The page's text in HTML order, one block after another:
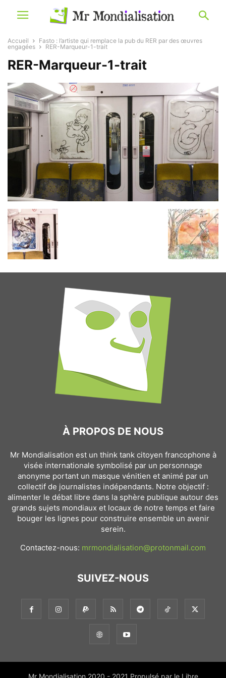
Accueil
Fasto : l’artiste qui remplace la pub du RER par des œuvres
engagées
RER-Marqueur-1-trait
RER-Marqueur-1-trait
À PROPOS DE NOUS
Mr Mondialisation est un think tank citoyen francophone à
visée internationale symbolisé par un personnage
anonyme portant un masque vénitien et animé par un
collectif de journalistes indépendants. Notre objectif :
alimenter le débat libre dans la sphère publique autour des
grands sujets mondiaux et locaux de notre temps et faire
bouger les lignes pour construire ensemble un avenir
serein.
Contactez-nous: mrmondialisation@protonmail.com
SUIVEZ-NOUS
Mr Mondialisation 2020 - 2021 Propulsé par le Libre